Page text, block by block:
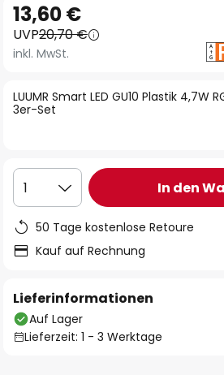
Anfang
der
Bildgalerie
LUUMR Smart LED GU10 Plastik 4,7W
3er-Set
13,60 €
UVP20,70 €
inkl. MwSt.
1 In den
50 Tage kostenlose Retoure
Kauf auf Rechnung
Lieferinformationen
Auf Lager
Lieferzeit: 1 - 3 Werktage